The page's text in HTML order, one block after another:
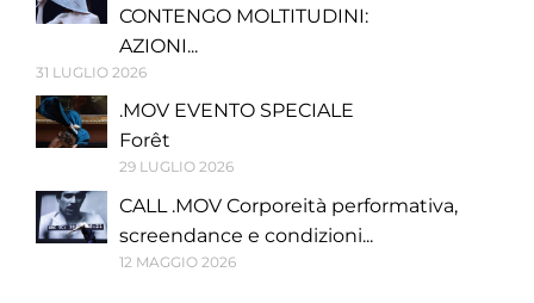
CONTENGO MOLTITUDINI:
AZIONI...
31 LUGLIO 2026
.MOV EVENTO SPECIALE
Forêt
29 LUGLIO 2026
CALL .MOV Corporeità performativa,
screendance e condizioni...
12 MAGGIO 2026